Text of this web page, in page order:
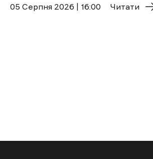
05 Cерпня 2026 | 16:00 Читати